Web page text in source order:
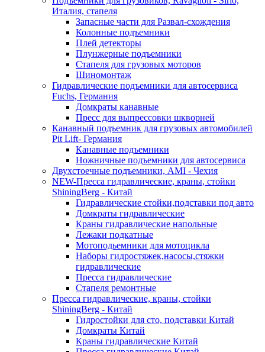
Италия, стапеля
Запасные части для Развал-схождения
Колонные подъемники
Плей детекторы
Плунжерные подъемники
Стапеля для грузовых моторов
Шиномонтаж
Гидравлические подъемники для автосервиса
Fuchs, Германия
Домкраты канавные
Пресс для выпрессовки шкворней
Канавный подъемник для грузовых автомобилей
Pit Lift- Германия
Канавные подъемники
Ножничные подъемники для автосервиса
Двухстоечные подъемники, АМІ - Чехия
NEW-Пресса гидравлические, краны, стойки
ShiningBerg - Китай
Гидравлические стойки,подставки под авто
Домкраты гидравлические
Краны гидравлические напольные
Лежаки подкатные
Мотоподьемники для мотоцикла
Наборы гидростяжек,насосы,стяжки
гидравлические
Пресса гидравлические
Стапеля ремонтные
Пресса гидравлические, краны, стойки
ShiningBerg - Китай
Гидростойки для сто, подставки Китай
Домкраты Китай
Краны гидравлические Китай